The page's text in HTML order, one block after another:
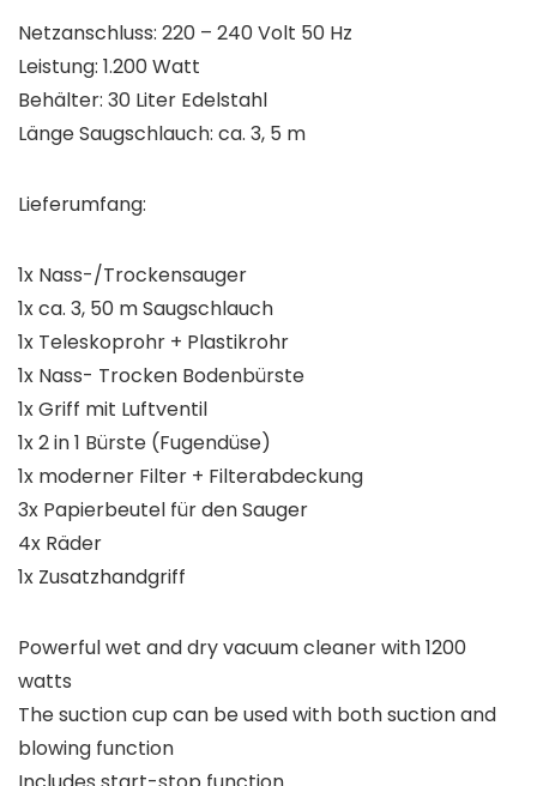
Netzanschluss: 220 – 240 Volt 50 Hz
Leistung: 1.200 Watt
Behälter: 30 Liter Edelstahl
Länge Saugschlauch: ca. 3, 5 m
Lieferumfang:
1x Nass-/Trockensauger
1x ca. 3, 50 m Saugschlauch
1x Teleskoprohr + Plastikrohr
1x Nass- Trocken Bodenbürste
1x Griff mit Luftventil
1x 2 in 1 Bürste (Fugendüse)
1x moderner Filter + Filterabdeckung
3x Papierbeutel für den Sauger
4x Räder
1x Zusatzhandgriff
Powerful wet and dry vacuum cleaner with 1200
watts
The suction cup can be used with both suction and
blowing function